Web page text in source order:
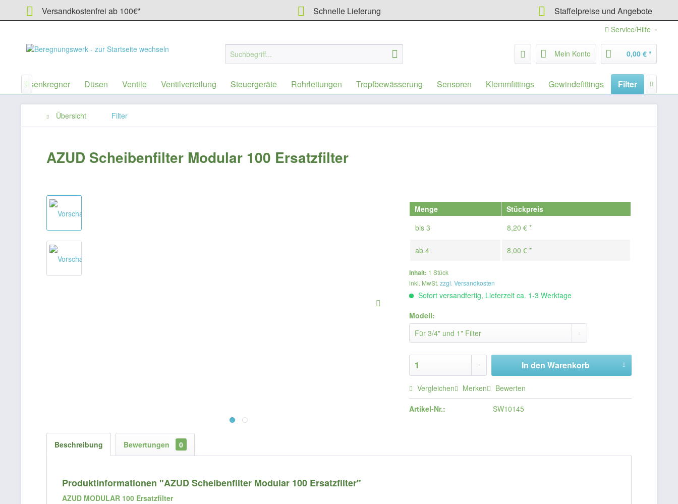
Versandkostenfrei ab 100€* Schnelle Lieferung Staffelpreise und Angebote
Service/Hilfe
Mein Konto 0,00 € *
Versenkregner Düsen Ventile Ventilverteilung Steuergeräte Rohrleitungen Tropfbewässerung Sensoren Klemmfittings Gewindefittings Filter
 
Übersicht Filter
AZUD Scheibenfilter Modular 100 Ersatzfilter
Menge
Stückpreis
bis3 8,20 € *
ab4 8,00 € *
Inhalt: 1 Stück
inkl. MwSt.zzgl. Versandkosten
Sofort versandfertig, Lieferzeit ca. 1-3 Werktage
Modell:
In den Warenkorb
Vergleichen Merken Bewerten
Artikel-Nr.: SW10145
Beschreibung Bewertungen 0
Produktinformationen "AZUD Scheibenfilter Modular 100 Ersatzfilter"
AZUD MODULAR 100 Ersatzfilter